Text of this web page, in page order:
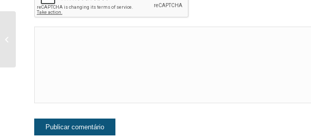
Passaporte Digital: